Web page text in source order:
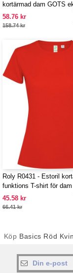
kortärmad dam GOTS
shirt
58.76 kr
158.74 kr
Roly R0431 - Estoril
funktions T-shirt för dam
45.58 kr
66.41 kr
Köp Basics Röd